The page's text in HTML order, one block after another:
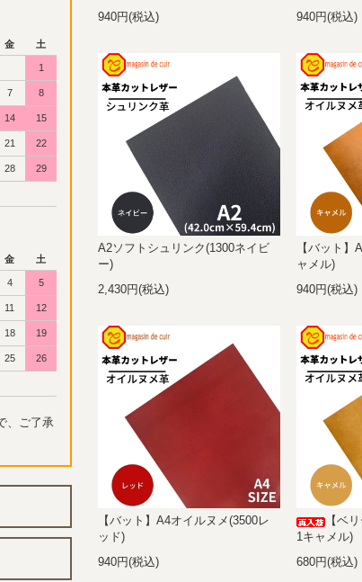
940円(税込)
940円(税込)
A2ソフトシュリンク(1300ネイビ
ー)
2,430円(税込)
【バット】
ャメル)
940円(税込)
【バット】A4オイルヌメ(3500レ
ッド)
940円(税込)
【ベ
1キャメル)
680円(税込)
金 土
1
7 8
14 15
21 22
28 29
金 土
4 5
11 12
18 19
25 26
、ご了承